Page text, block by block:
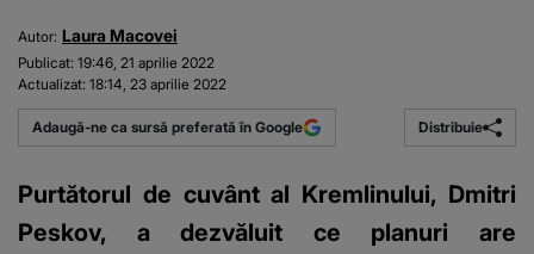
Autor: Laura Macovei
Publicat: 19:46, 21 aprilie 2022
Actualizat: 18:14, 23 aprilie 2022
Adaugă-ne ca sursă preferată în Google Distribuie
Purtătorul de cuvânt al Kremlinului, Dmitri
Peskov, a dezvăluit ce planuri are